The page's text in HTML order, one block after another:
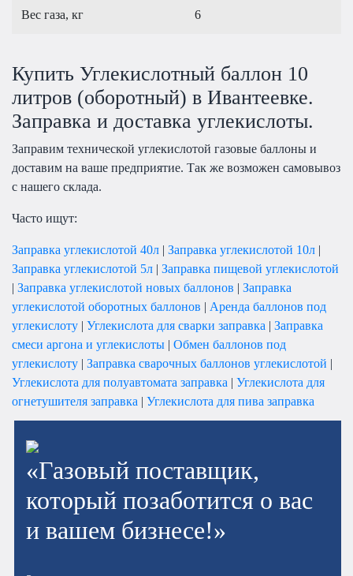
Вес газа, кг 6
Купить Углекислотный баллон 10
литров (оборотный) в Ивантеевке.
Заправка и доставка углекислоты.
Заправим технической углекислотой газовые баллоны и
доставим на ваше предприятие. Так же возможен самовывоз
с нашего склада.
Часто ищут:
Заправка углекислотой 40л | Заправка углекислотой 10л |
Заправка углекислотой 5л | Заправка пищевой углекислотой
| Заправка углекислотой новых баллонов | Заправка
углекислотой оборотных баллонов | Аренда баллонов под
углекислоту | Углекислота для сварки заправка | Заправка
смеси аргона и углекислоты | Обмен баллонов под
углекислоту | Заправка сварочных баллонов углекислотой |
Углекислота для полуавтомата заправка | Углекислота для
огнетушителя заправка | Углекислота для пива заправка
«Газовый поставщик,
который позаботится о вас
и вашем бизнесе!»